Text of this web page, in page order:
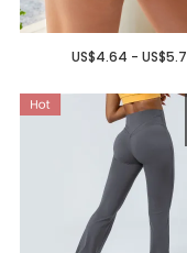
US$4.64 - US$5.7